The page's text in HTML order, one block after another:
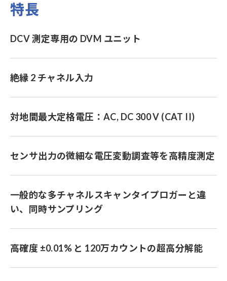
特長
DCV 測定専用の DVM ユニット
絶縁 2 チャネル入力
対地間最大定格電圧：AC, DC 300 V (CAT II)
センサ出力の微細な電圧変動調査等を高精度測定
一般的な多チャネルスキャンタイプロガーと違
い、同時サンプリング
高確度 ±0.01% と 120万カウントの超高分解能